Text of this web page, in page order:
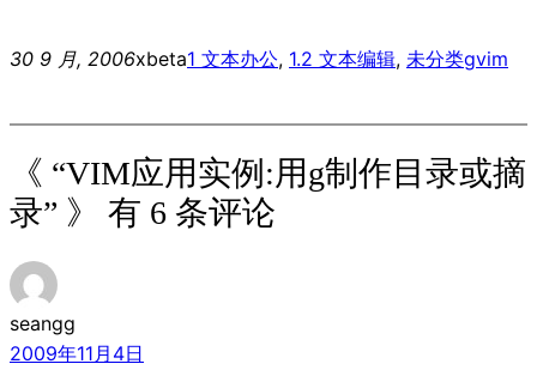
30 9 月, 2006xbeta1 文本办公, 1.2 文本编辑, 未分类gvim
《 “VIM应用实例:用g制作目录或摘
录” 》 有 6 条评论
seangg
2009年11月4日